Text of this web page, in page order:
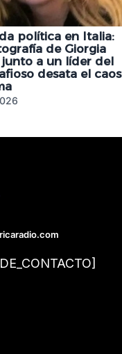
política en Italia:
de Giorgia
junto a un líder del
desata el caos